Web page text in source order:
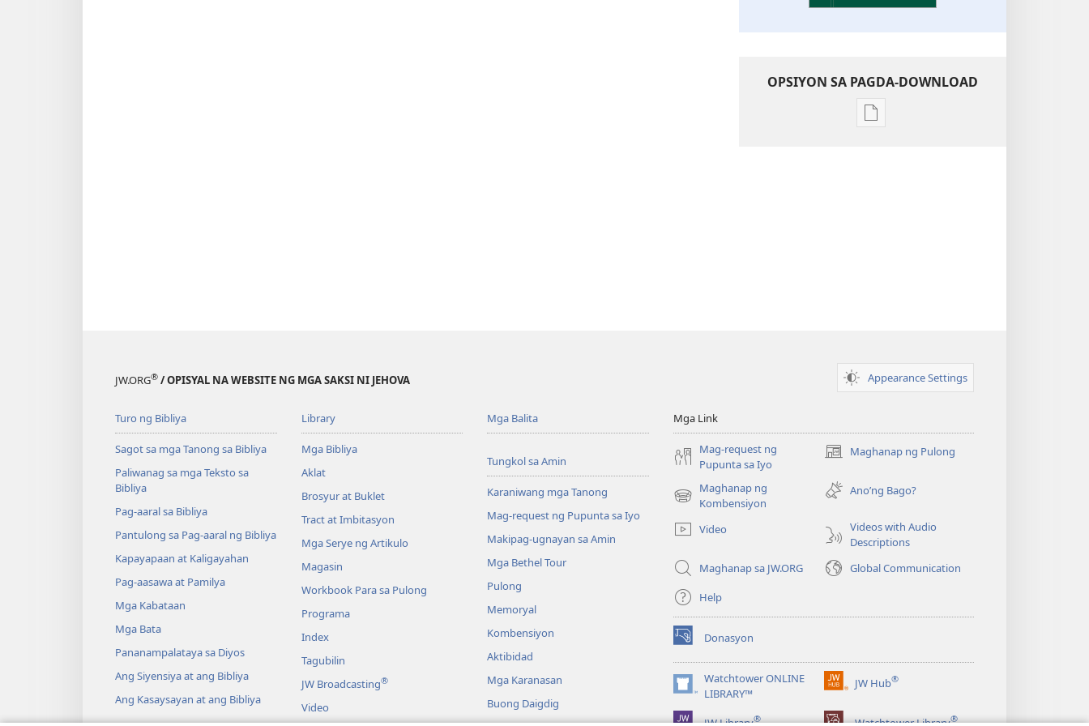
OPSIYON SA PAGDA-DOWNLOAD
Opsiyon
JW.ORG® / OPISYAL NA WEBSITE NG MGA SAKSI NI JEHOVA Appearance Settings
Turo ng Bibliya
Sagot sa mga Tanong sa Bibliya
Paliwanag sa mga Teksto sa
Bibliya
Pag-aaral sa Bibliya
Pantulong sa Pag-aaral ng Bibliya
Kapayapaan at Kaligayahan
Pag-aasawa at Pamilya
Mga Kabataan
Mga Bata
Pananampalataya sa Diyos
Ang Siyensiya at ang Bibliya
Ang Kasaysayan at ang Bibliya
Library
Mga Bibliya
Aklat
Brosyur at Buklet
Tract at Imbitasyon
Mga Serye ng Artikulo
Magasin
Workbook Para sa Pulong
Programa
Index
Tagubilin
JW Broadcasting®
Video
Mga Balita
Tungkol sa Amin
Karaniwang mga Tanong
Mag-request ng Pupunta sa Iyo
Makipag-ugnayan sa Amin
Mga Bethel Tour
Pulong
Memoryal
Kombensiyon
Aktibidad
Mga Karanasan
Buong Daigdig
Mga Link
Mag-request ng
Pupunta sa Iyo
Maghanap ng Pulong
(may
na
window)
Maghanap ng
Kombensiyon
(may
na
window)
Ano’ng Bago?
Video
Videos with Audio
Descriptions
Maghanap sa JW.ORG
Global Communication
Help
Donasyon
(may
bubukas
na
bagong
Watchtower ONLINE
LIBRARY™
(may
bubukas
JW Hub®
(may
na
JW Library® Watchtower Library®